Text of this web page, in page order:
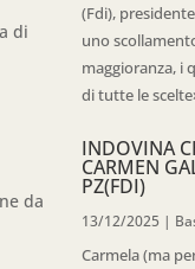
di
da
(Fdi),
uno
maggioranza, i
di tutte le
INDOVINA
CARMEN
PZ(FDI)
13/12/2025 |
Carmela (ma